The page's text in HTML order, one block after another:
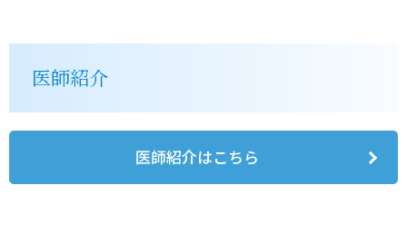
医師紹介
医師紹介はこちら